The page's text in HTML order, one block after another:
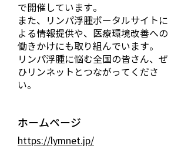
で開催しています。
また、リンパ浮腫ポータルサイトに
よる情報提供や、医療環境改善への
働きかけにも取り組んでいます。
リンパ浮腫に悩む全国の皆さん、ぜ
ひリンネットとつながってくださ
い。
ホームページ
https://lymnet.jp/